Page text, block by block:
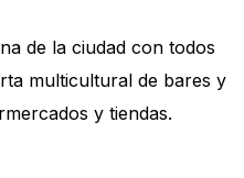
de la ciudad con todos
multicultural de bares y
y tiendas.